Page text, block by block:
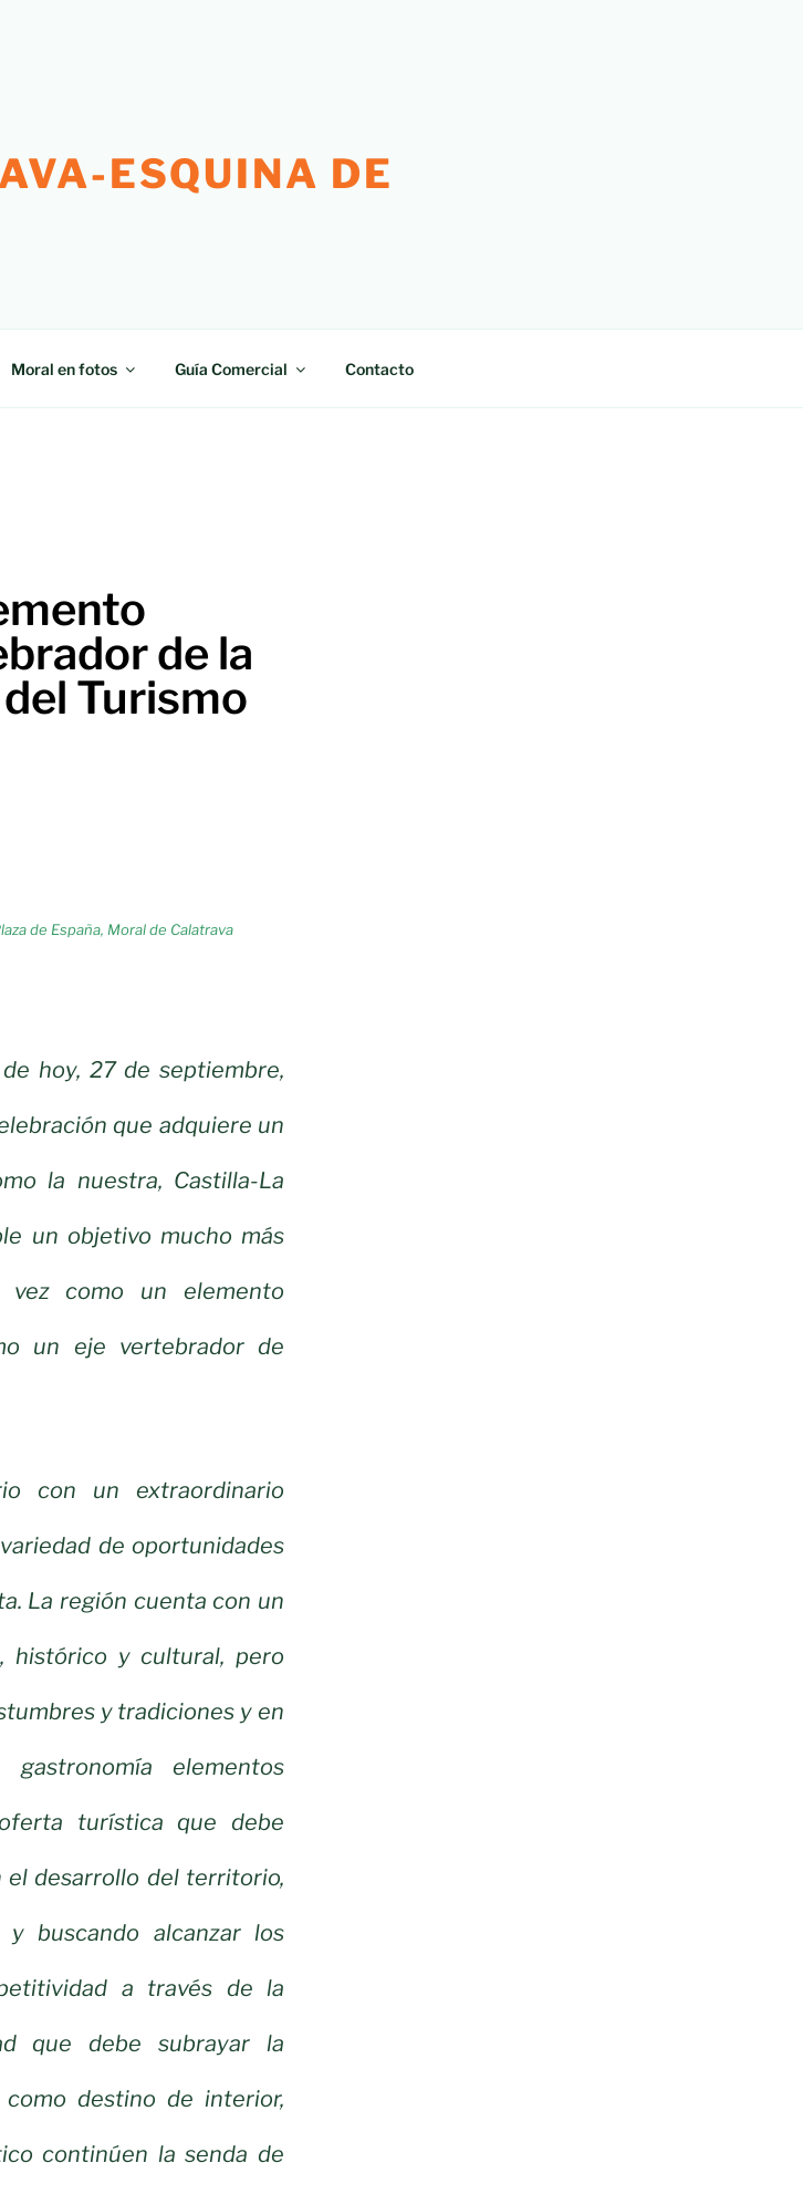
ESQUINA DE
Moral en fotos Guía Comercial Contacto
de la
Turismo
de España, Moral de Calatrava
hoy, 27 de septiembre,
que adquiere un
la nuestra, Castilla-La
un objetivo mucho más
como un elemento
un eje vertebrador de
con un extraordinario
de oportunidades
La región cuenta con un
histórico y cultural, pero
y tradiciones y en
elementos
turística que debe
desarrollo del territorio,
buscando alcanzar los
a través de la
que debe subrayar la
destino de interior,
continúen la senda de